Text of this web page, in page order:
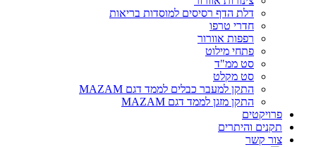
דלת הדף רסיסים למוסדות בריאות
חדרי טרפו
רפפות אוורור
פתחי מילוט
סט ממ"ד
סט מקלט
התקן למעבר כבלים לממד דגם MAZAM
התקן מזגן לממד דגם MAZAM
פרויקטים
תקנים והיתרים
צור קשר